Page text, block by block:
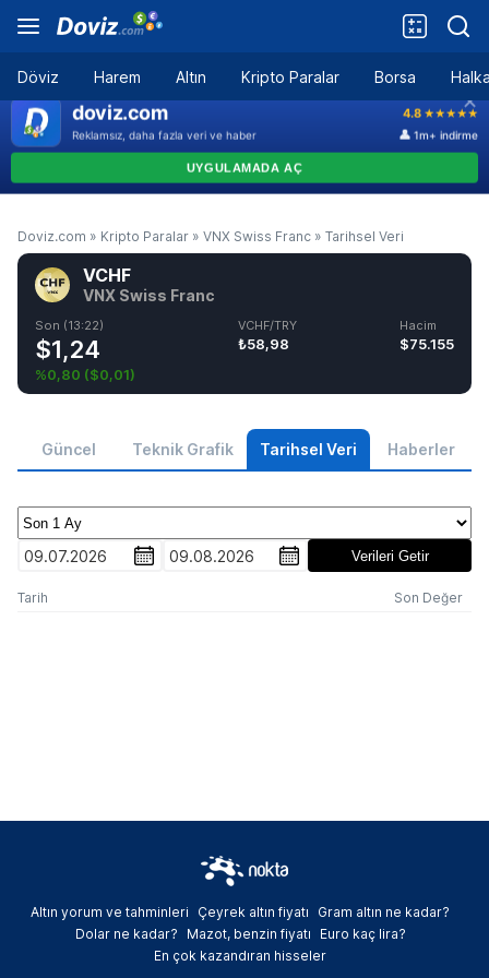
Döviz Harem Altın Kripto Paralar Borsa
Doviz.com » Kripto Paralar » VNX Swiss Franc » Tarihsel Veri
VCHF
VNX Swiss Franc
Son (13:22)
$1,24
%0,80 ($0,01)
VCHF/TRY
₺58,98
Hacim
$75.155
Güncel Teknik Grafik Tarihsel Veri Haberler
09.07.2026 09.08.2026 Verileri Getir
Tarih Son Değer
Altın yorum ve tahminleri Çeyrek altın fiyatı
Gram altın ne kadar?
Dolar ne kadar?
Mazot, benzin fiyatı
Euro kaç lira?
En çok kazandıran hisseler